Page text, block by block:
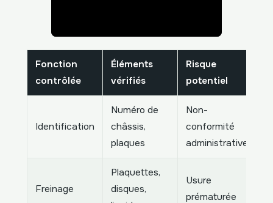
Fonction
contrôlée
Éléments
vérifiés
Risque
potentiel
Identification
Numéro de
châssis,
plaques
Non-
conformité
administrative
Freinage
Plaquettes,
disques,
Usure
prématurée